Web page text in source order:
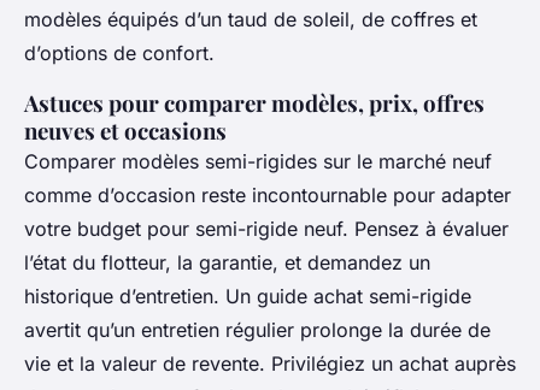
modèles équipés d’un taud de soleil, de coffres et
d’options de confort.
Astuces pour comparer modèles, prix, offres
neuves et occasions
Comparer modèles semi-rigides sur le marché neuf
comme d’occasion reste incontournable pour adapter
votre budget pour semi-rigide neuf. Pensez à évaluer
l’état du flotteur, la garantie, et demandez un
historique d’entretien. Un guide achat semi-rigide
avertit qu’un entretien régulier prolonge la durée de
vie et la valeur de revente. Privilégiez un achat auprès